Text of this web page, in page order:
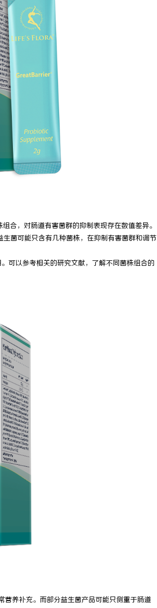
，对肠道有害菌群的抑制表现存在数值差异。
菌可能只含有几种菌株，在抑制有害菌群和调节
可以参考相关的研究文献，了解不同菌株组合的
养补充。而部分益生菌产品可能只侧重于肠道